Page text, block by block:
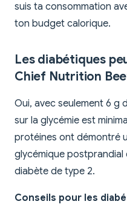
suis ta consommation
ton budget calorique.
Les diabétiques
Chief Nutrition
Oui, avec seulement 6 g
sur la glycémie est
protéines ont démontré
glycémique
diabète de type 2.
Conseils pour les